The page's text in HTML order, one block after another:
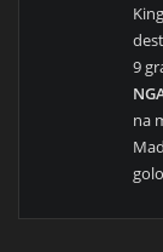
9
na